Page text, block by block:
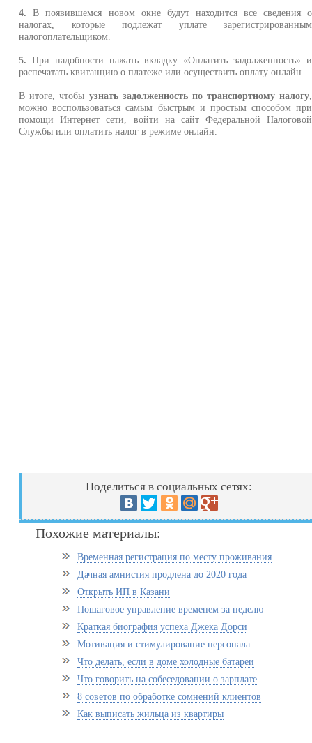
4. В появившемся новом окне будут находится все сведения о
налогах, которые подлежат уплате зарегистрированным
налогоплательщиком.
5. При надобности нажать вкладку «Оплатить задолженность» и
распечатать квитанцию о платеже или осуществить оплату онлайн.
В итоге, чтобы узнать задолженность по транспортному налогу
можно воспользоваться самым быстрым и простым способом при
помощи Интернет сети, войти на сайт Федеральной Налоговой
Службы или оплатить налог в режиме онлайн.
Поделиться в социальных сетях:
Похожие материалы:
Временная регистрация по месту проживания
Дачная амнистия продлена до 2020 года
Открыть ИП в Казани
Пошаговое управление временем за неделю
Краткая биография успеха Джека Дорси
Мотивация и стимулирование персонала
Что делать, если в доме холодные батареи
Что говорить на собеседовании о зарплате
8 советов по обработке сомнений клиентов
Как выписать жильца из квартиры